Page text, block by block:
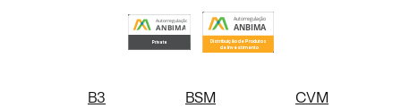
B3 BSM
CVM